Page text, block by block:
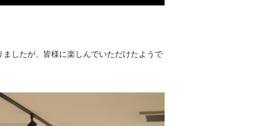
したが、皆様に楽しんでいただけたようで